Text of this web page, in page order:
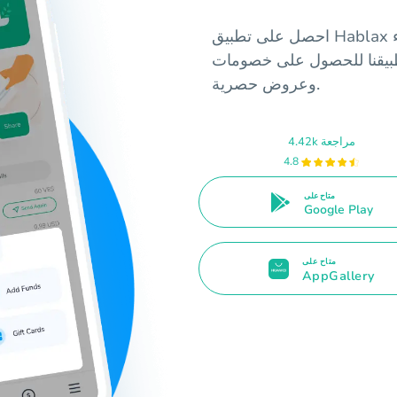
احصل على تطبيق Hablax المتاح الآن في مصر، واستمتع بسرعات شراء
للحصول على خصومات
وعروض حصرية.
4.42k مراجعة
4.8
متاح على
Google Play
متاح على
AppGallery